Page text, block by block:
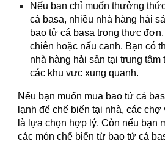
Nếu bạn chỉ muốn thưởng
cá basa, nhiều nhà hàng hải
bao tử cá basa trong thực
chiên hoặc nấu canh. Bạn có
nhà hàng hải sản tại trung
các khu vực xung quanh.
Nếu bạn muốn mua bao tử cá
lạnh để chế biến tại nhà, các
là lựa chọn hợp lý. Còn nếu bạn
các món chế biến từ bao tử cá